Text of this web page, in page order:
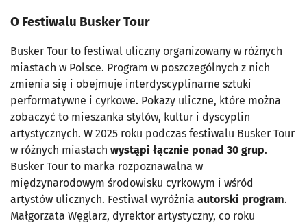
O Festiwalu Busker Tour
Busker Tour to festiwal uliczny organizowany w różnych
miastach w Polsce. Program w poszczególnych z nich
zmienia się i obejmuje interdyscyplinarne sztuki
performatywne i cyrkowe. Pokazy uliczne, które można
zobaczyć to mieszanka stylów, kultur i dyscyplin
artystycznych. W 2025 roku podczas festiwalu Busker Tour
w różnych miastach wystąpi łącznie ponad 30 grup.
Busker Tour to marka rozpoznawalna w
międzynarodowym środowisku cyrkowym i wśród
artystów ulicznych. Festiwal wyróżnia autorski program.
Małgorzata Węglarz, dyrektor artystyczny, co roku